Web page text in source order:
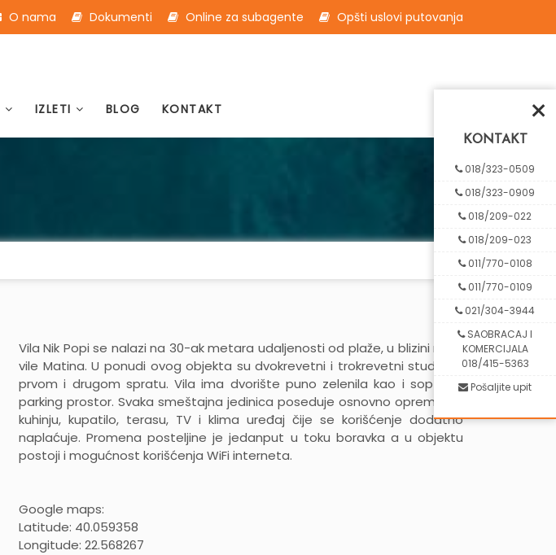
O nama Dokumenti Online za subagente Opšti uslovi putovanja
IZLETI BLOG KONTAKT
Vila Nik Popi se nalazi na 30-ak metara udaljenosti od plaže, u blizini naše
vile Matina. U ponudi ovog objekta su dvokrevetni i trokrevetni studiji na
prvom i drugom spratu. Vila ima dvorište puno zelenila kao i soptveni
parking prostor. Svaka smeštajna jedinica poseduje osnovno opremljenu
kuhinju, kupatilo, terasu, TV i klima uređaj čije se korišćenje dodatno
naplaćuje. Promena posteljine je jedanput u toku boravka a u objektu
postoji i mogućnost korišćenja WiFi interneta.
Google maps:
Latitude: 40.059358
Longitude: 22.568267
×
KONTAKT
018/323-0509
018/323-0909
018/209-022
018/209-023
011/770-0108
011/770-0109
021/304-3944
SAOBRACAJ I
KOMERCIJALA
018/415-5363
Pošaljite upit